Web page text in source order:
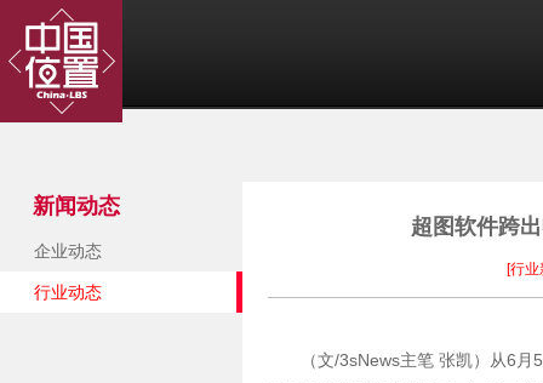
新闻动态
企业动态
行业动态
超图软件跨
[行业
（文/3sNews主笔 张凯）从6